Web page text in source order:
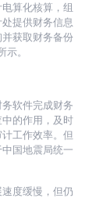
算化核算，组
提供财务信息
获取财务备份
。
软件完成财务
的作用，及时
工作效率。但
国地震局统一
度缓慢，但仍